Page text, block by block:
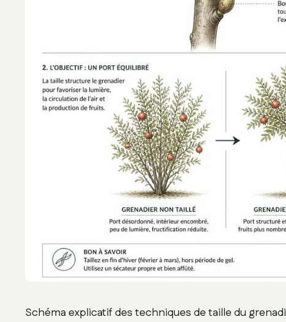
Schéma explicatif des techniques de taille du